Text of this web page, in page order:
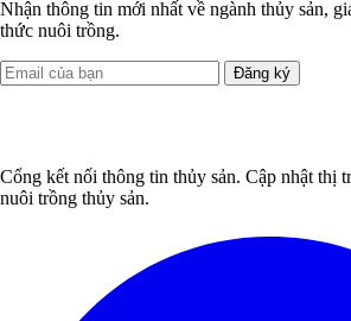
Nhận thông tin mới nhất về ngành thủy sản,
thức nuôi trồng.
Đăng ký
Cổng kết nối thông tin thủy sản. Cập nhật thị
nuôi trồng thủy sản.